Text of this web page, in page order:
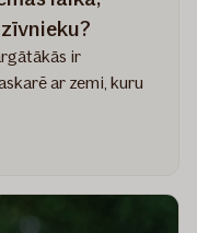
ir
ar zemi, kuru